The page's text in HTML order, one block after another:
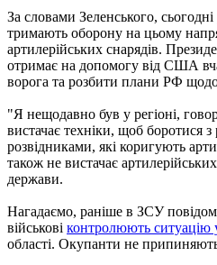
За словами Зеленського,
тримають оборону на цьому
артилерійських снарядів.
отримає на допомогу від США
ворога та розбити плани РФ
"Я нещодавно був у регіоні,
вистачає техніки, щоб боротися
розвідниками, які коригують
також не вистачає
держави.
Нагадаємо, раніше в ЗСУ
військові контролюють ситуацію
області. Окупанти не